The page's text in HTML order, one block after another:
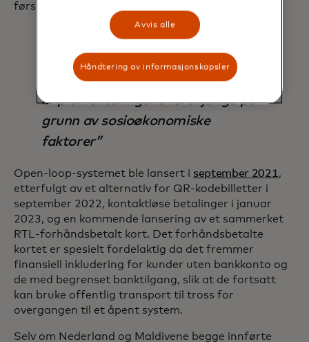
første i sitt slag i Sør-Asia.
Selv om Nederland og Maldivene
begge innførte åpne
transittsystemer, var de to
implementeringene forskjellige på
grunn av sosioøkonomiske
faktorer
Open-loop-systemet ble lansert i september 2021,
etterfulgt av et alternativ for QR-kodebilletter i
september 2022, kontaktløse betalinger i januar
2023, og en kommende lansering av et sammerket
RTL-forhåndsbetalt kort. Det forhåndsbetalte
kortet er spesielt fordelaktig da det fremmer
finansiell inkludering for kunder uten bankkonto og
de med begrenset banktilgang, slik at de fortsatt
kan bruke offentlig transport til tross for
overgangen til et åpent system.
Selv om Nederland og Maldivene begge innførte
Avvis alle
Håndtering av informasjonskapsler